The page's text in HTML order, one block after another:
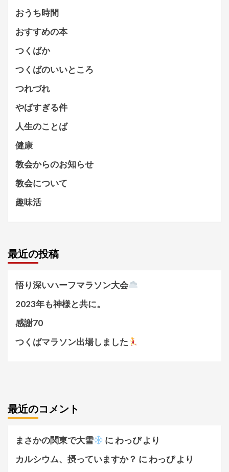
おうち時間
おすすめの本
つくばか
つくばのいいところ
つれづれ
やばすぎる件
人生のことば
健康
教会からのお知らせ
教会について
趣味活
最近の投稿
悟り深いハーフマラソン大会
2023年も神様と共に。
感謝70
つくばマラソン出場しました
最近のコメント
まさかの関東で大雪 にわっぴより
カルシウム、摂っていますか？ にわっぴより